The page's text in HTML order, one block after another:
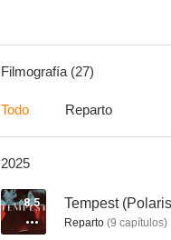
5.8
Filmografía (27)
Todo Reparto
2025
8.5 Tempest
Reparto (9 capítulos)